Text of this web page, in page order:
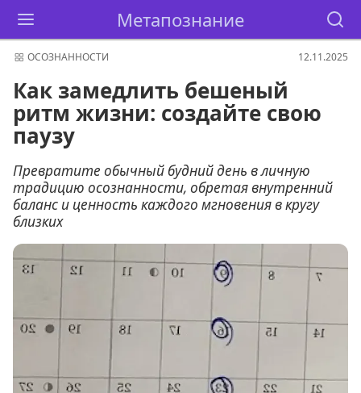
Метапознание
ОСОЗНАННОСТИ 12.11.2025
Как замедлить бешеный
ритм жизни: создайте свою
паузу
Превратите обычный будний день в личную
традицию осознанности, обретая внутренний
баланс и ценность каждого мгновения в кругу
близких